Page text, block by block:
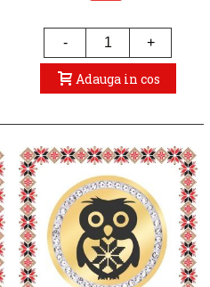
- +
Adauga in cos